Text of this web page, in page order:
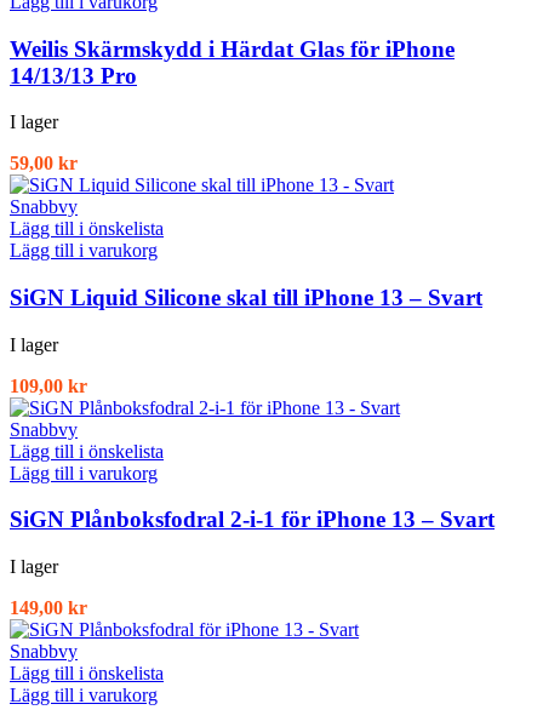
Weilis Skärmskydd i Härdat Glas för iPhone
14/13/13 Pro
I lager
59,00 kr
Snabbvy
Lägg till i önskelista
Lägg till i varukorg
SiGN Liquid Silicone skal till iPhone 13 – Svart
I lager
109,00 kr
Snabbvy
Lägg till i önskelista
Lägg till i varukorg
SiGN Plånboksfodral 2-i-1 för iPhone 13 – Svart
I lager
149,00 kr
Snabbvy
Lägg till i önskelista
Lägg till i varukorg